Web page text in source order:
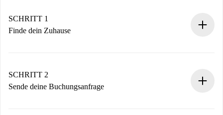
SCHRITT 1
Finde dein Zuhause
Du erhältst alle notwendigen Informationen im Voraus.
SCHRITT 2
Sende deine Buchungsanfrage